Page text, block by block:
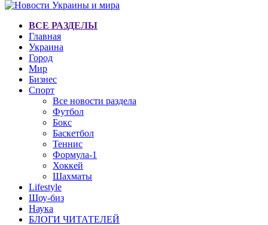
ВСЕ РАЗДЕЛЫ
Главная
Украина
Город
Мир
Бизнес
Спорт
Все новости раздела
Футбол
Бокс
Баскетбол
Теннис
Формула-1
Хоккей
Шахматы
Lifestyle
Шоу-биз
Наука
БЛОГИ ЧИТАТЕЛЕЙ